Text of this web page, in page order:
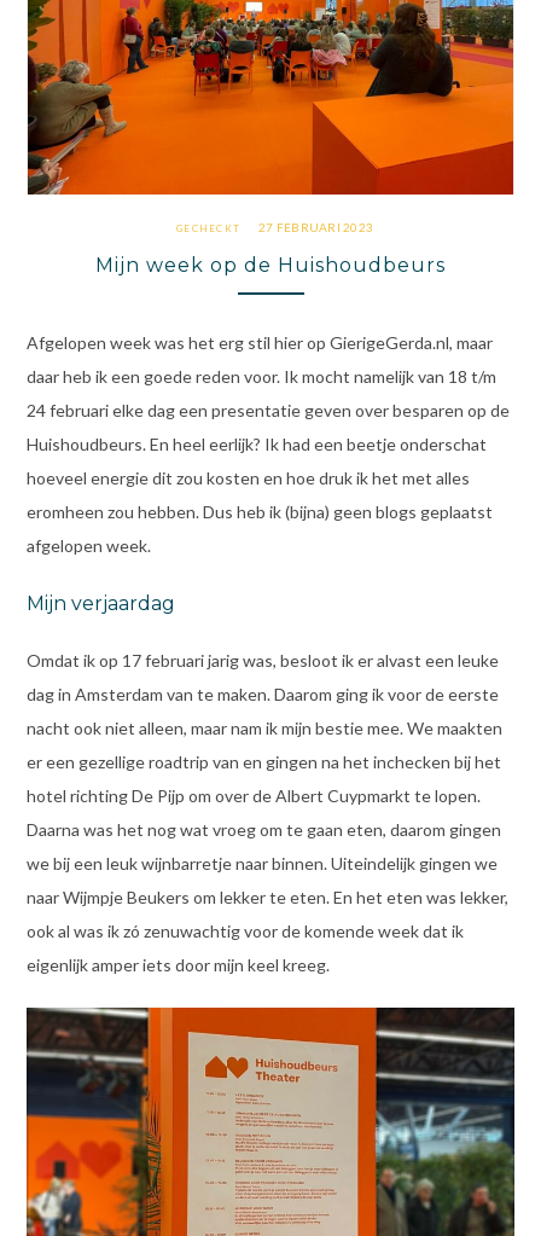
GECHECKT 27 FEBRUARI 2023
Mijn week op de Huishoudbeurs
Afgelopen week was het erg stil hier op GierigeGerda.nl, maar
daar heb ik een goede reden voor. Ik mocht namelijk van 18 t/m
24 februari elke dag een presentatie geven over besparen op de
Huishoudbeurs. En heel eerlijk? Ik had een beetje onderschat
hoeveel energie dit zou kosten en hoe druk ik het met alles
eromheen zou hebben. Dus heb ik (bijna) geen blogs geplaatst
afgelopen week.
Mijn verjaardag
Omdat ik op 17 februari jarig was, besloot ik er alvast een leuke
dag in Amsterdam van te maken. Daarom ging ik voor de eerste
nacht ook niet alleen, maar nam ik mijn bestie mee. We maakten
er een gezellige roadtrip van en gingen na het inchecken bij het
hotel richting De Pijp om over de Albert Cuypmarkt te lopen.
Daarna was het nog wat vroeg om te gaan eten, daarom gingen
we bij een leuk wijnbarretje naar binnen. Uiteindelijk gingen we
naar Wijmpje Beukers om lekker te eten. En het eten was lekker,
ook al was ik zó zenuwachtig voor de komende week dat ik
eigenlijk amper iets door mijn keel kreeg.